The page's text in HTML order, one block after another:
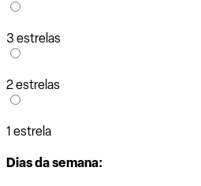
3 estrelas
2 estrelas
1 estrela
Dias da semana: